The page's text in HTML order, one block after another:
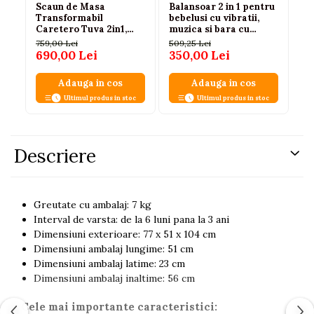
Scaun de Masa
Transformabil
Caretero Tuva 2in1,
Gri, 6 Luni – 3 Ani
759,00 Lei
690,00 Lei
Adauga in cos
Ultimul produs in stoc
Balansoar 2 in 1 pentru
bebelusi cu vibratii,
muzica si bara cu
jucarii, 0-3 ani, max. 20
kg
509,25 Lei
350,00 Lei
Adauga in cos
Ultimul produs in stoc
Descriere
Greutate cu ambalaj: 7 kg
Interval de varsta: de la 6 luni pana la 3 ani
Dimensiuni exterioare: 77 x 51 x 104 cm
Dimensiuni ambalaj lungime: 51 cm
Dimensiuni ambalaj latime: 23 cm
Dimensiuni ambalaj inaltime: 56 cm
Cele mai importante caracteristici: